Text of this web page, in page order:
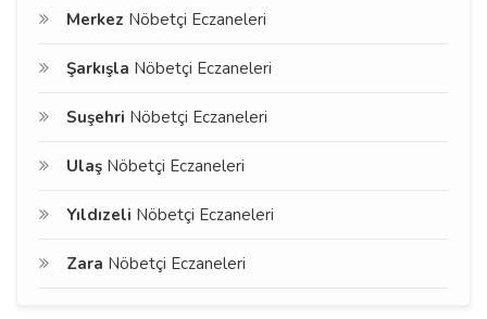
Merkez Nöbetçi Eczaneleri
Şarkışla Nöbetçi Eczaneleri
Suşehri Nöbetçi Eczaneleri
Ulaş Nöbetçi Eczaneleri
Yıldızeli Nöbetçi Eczaneleri
Zara Nöbetçi Eczaneleri